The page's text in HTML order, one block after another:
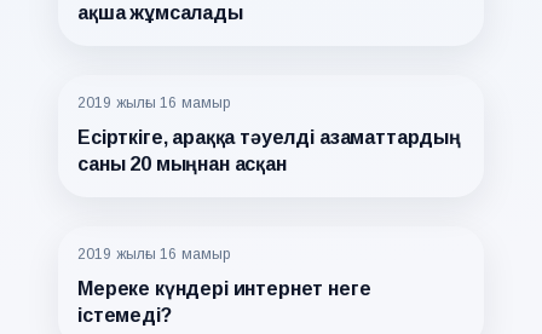
ақша жұмсалады
2019 жылғы 16 мамыр
Есірткіге, араққа тәуелді азаматтардың
саны 20 мыңнан асқан
2019 жылғы 16 мамыр
Мереке күндері интернет неге
істемеді?